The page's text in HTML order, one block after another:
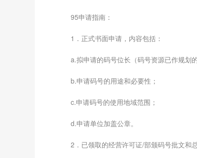
95申请指南：
1．正式书面申请，内容包括：
a.拟申请的码号位长（码号资源已作规划
b.申请码号的用途和必要性；
c.申请码号的使用地域范围；
d.申请单位加盖公章。
2．已领取的经营许可证/部颁码号批文和